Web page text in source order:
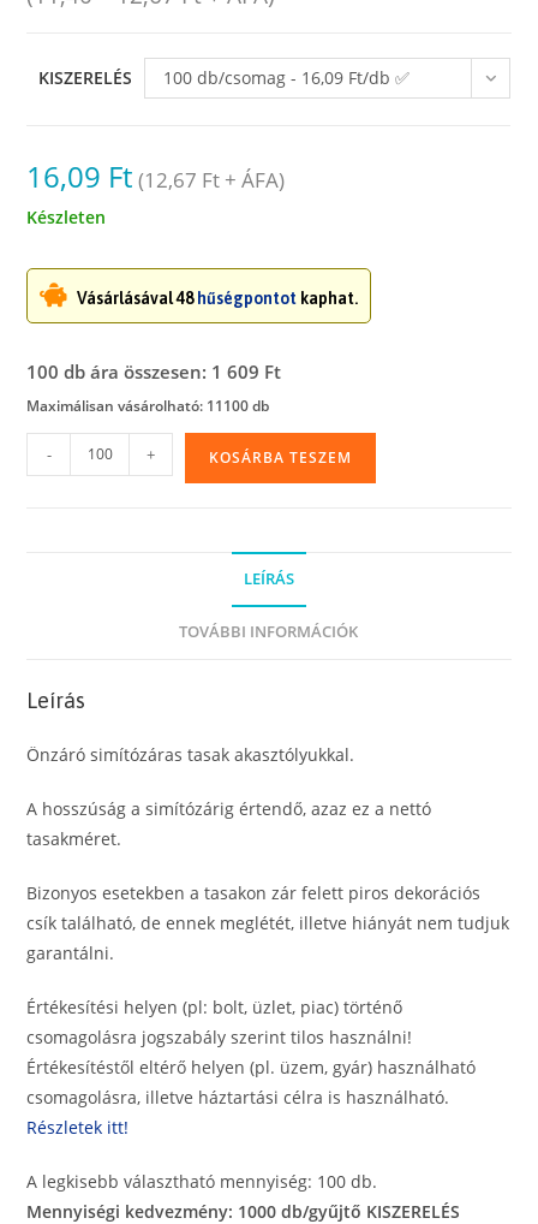
KISZERELÉS
100 db/csomag - 16,09 Ft/db ✅
16,09 Ft (12,67 Ft + ÁFA)
Készleten
Vásárlásával 48hűségpontot kaphat.
100 db ára összesen: 1 609 Ft
Maximálisan vásárolható: 11100 db
Simítózáras
tasak,
- + KOSÁRBA TESZEM
LEÍRÁS
TOVÁBBI INFORMÁCIÓK
Leírás
Önzáró simítózáras tasak akasztólyukkal.
A hosszúság a simítózárig értendő, azaz ez a nettó
tasakméret.
Bizonyos esetekben a tasakon zár felett piros dekorációs
csík található, de ennek meglétét, illetve hiányát nem tudjuk
garantálni.
Értékesítési helyen (pl: bolt, üzlet, piac) történő
csomagolásra jogszabály szerint tilos használni!
Értékesítéstől eltérő helyen (pl. üzem, gyár) használható
csomagolásra, illetve háztartási célra is használható.
Részletek itt!
A legkisebb választható mennyiség: 100 db.
Mennyiségi kedvezmény: 1000 db/gyűjtő KISZERELÉS